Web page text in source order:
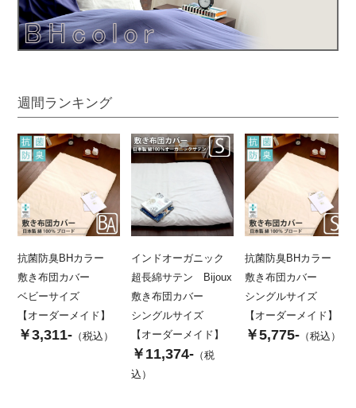
週間ランキング
抗菌防臭BHカラー
敷き布団カバー
ベビーサイズ
【オーダーメイド】
￥3,311- （税込）
インドオーガニック
超長綿サテン Bijoux
敷き布団カバー
シングルサイズ
【オーダーメイド】
￥11,374- （税
込）
抗菌防臭BHカラー
敷き布団カバー
シングルサイズ
【オーダーメイド】
￥5,775- （税込）